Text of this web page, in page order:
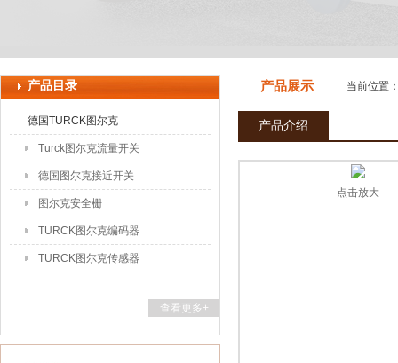
产品目录
德国TURCK图尔克
Turck图尔克流量开关
德国图尔克接近开关
图尔克安全栅
TURCK图尔克编码器
TURCK图尔克传感器
查看更多+
产品展示 当前位置
产品介绍
点击放大